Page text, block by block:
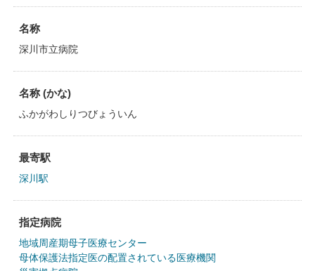
名称
深川市立病院
名称 (かな)
ふかがわしりつびょういん
最寄駅
深川駅
指定病院
地域周産期母子医療センター
母体保護法指定医の配置されている医療機関